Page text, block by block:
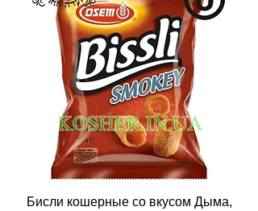
Бисли кошерные со вкусом Дыма,